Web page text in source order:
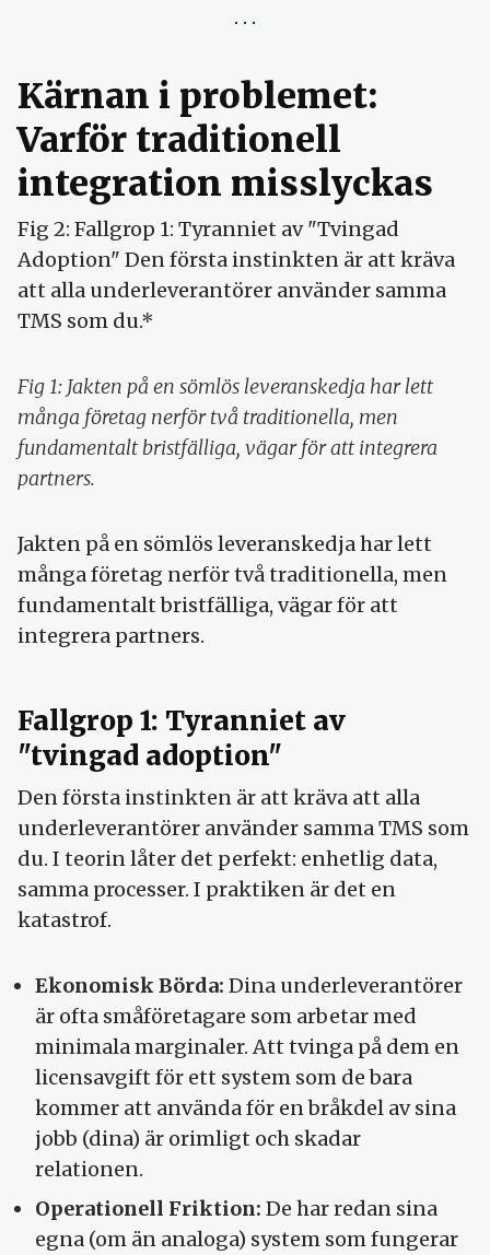
Kärnan i problemet:
Varför traditionell
integration misslyckas
Fig 2: Fallgrop 1: Tyranniet av "Tvingad
Adoption" Den första instinkten är att kräva
att alla underleverantörer använder samma
TMS som du.*
Fig 1: Jakten på en sömlös leveranskedja har lett
många företag nerför två traditionella, men
fundamentalt bristfälliga, vägar för att integrera
partners.
Jakten på en sömlös leveranskedja har lett
många företag nerför två traditionella, men
fundamentalt bristfälliga, vägar för att
integrera partners.
Fallgrop 1: Tyranniet av
"tvingad adoption"
Den första instinkten är att kräva att alla
underleverantörer använder samma TMS som
du. I teorin låter det perfekt: enhetlig data,
samma processer. I praktiken är det en
katastrof.
Ekonomisk Börda: Dina underleverantörer
är ofta småföretagare som arbetar med
minimala marginaler. Att tvinga på dem en
licensavgift för ett system som de bara
kommer att använda för en bråkdel av sina
jobb (dina) är orimligt och skadar
relationen.
Operationell Friktion: De har redan sina
egna (om än analoga) system som fungerar